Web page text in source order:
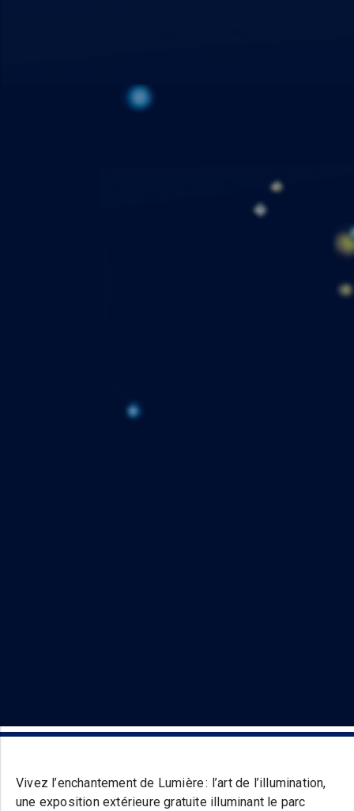
Vivez l’enchantement de Lumière : l’art de l’illumination,
une exposition extérieure gratuite illuminant le parc